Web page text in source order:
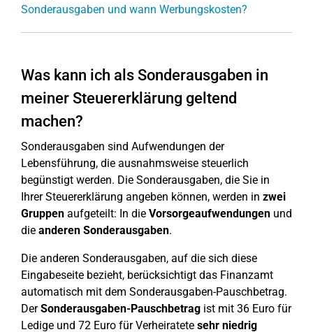
Sonderausgaben und wann Werbungskosten?
Was kann ich als Sonderausgaben in
meiner Steuererklärung geltend
machen?
Sonderausgaben sind Aufwendungen der
Lebensführung, die ausnahmsweise steuerlich
begünstigt werden. Die Sonderausgaben, die Sie in
Ihrer Steuererklärung angeben können, werden in zwei
Gruppen aufgeteilt: In die Vorsorgeaufwendungen und
die anderen Sonderausgaben.
Die anderen Sonderausgaben, auf die sich diese
Eingabeseite bezieht, berücksichtigt das Finanzamt
automatisch mit dem Sonderausgaben-Pauschbetrag.
DerSonderausgaben-Pauschbetrag ist mit 36 Euro für
Ledige und 72 Euro für Verheiratete sehr niedrig